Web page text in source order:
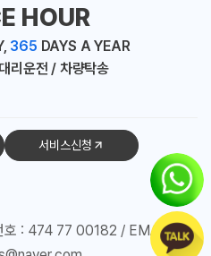
HOUR
365 DAYS A YEAR
리운전 / 차량탁송
서비스신청
호 : 474 77 00182 / EMAIL :